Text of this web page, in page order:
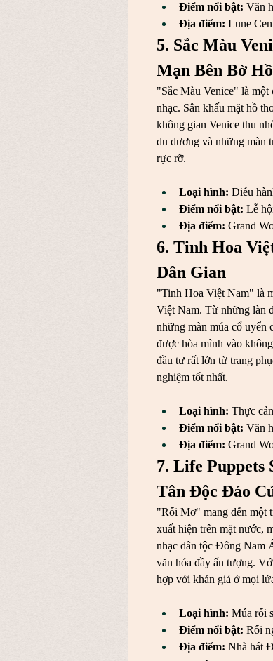
Điểm nổi bật: Văn
Địa điểm: Lune
5. Sắc Màu
Mạn Bên Bờ Hồ
"Sắc Màu Venice" là một
nhạc. Sân khấu mặt hồ
không gian Venice thu
du dương và những màn
rực rỡ.
Loại hình: Diễu
Điểm nổi bật: Lễ
Địa điểm: Grand
6. Tinh Hoa
Dân Gian
"Tinh Hoa Việt Nam" là
Việt Nam. Từ những làn
những màn múa cổ uyển
được hòa mình vào
đầu tư rất lớn từ trang
nghiệm tốt nhất.
Loại hình: Thực
Điểm nổi bật: Văn
Địa điểm: Grand
7. Life Puppets
Tân Độc Đáo
"Rối Mơ" mang đến một
xuất hiện trên mặt nước,
nhạc dân tộc Đông Nam
văn hóa đầy ấn tượng.
hợp với khán giả ở mọi
Loại hình: Múa rối
Điểm nổi bật: Rối
Địa điểm: Nhà hát